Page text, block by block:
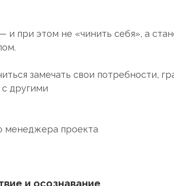
при этом не «чинить себя», а
замечать свои потребности,
другими
менеджера проекта
и осознавание